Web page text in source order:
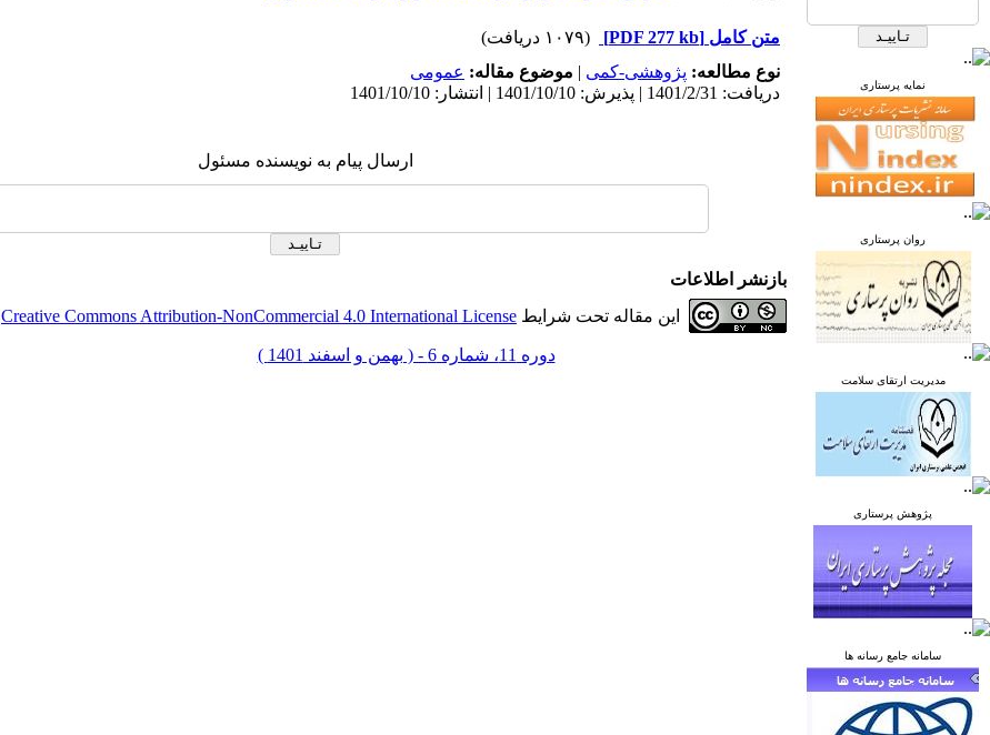
نمایه پرستاری
روان پرستاری
مدیریت ارتقای سلامت
پژوهش پرستاری
سامانه جامع رسانه ها
متن کامل [PDF 277 kb]
(۱۰۷۹ دریافت)
نوع مطالعه: پژوهشی-کمی | موضوع مقاله: عمومى
دریافت: 1401/2/31 | پذیرش: 1401/10/10 | انتشار: 1401/10/10
ارسال پیام به نویسنده مسئول
بازنشر اطلاعات
این مقاله تحت شرایط Creative Commons Attribution-NonCommercial 4.0 International License
دوره 11، شماره 6 - ( بهمن و اسفند 1401 )